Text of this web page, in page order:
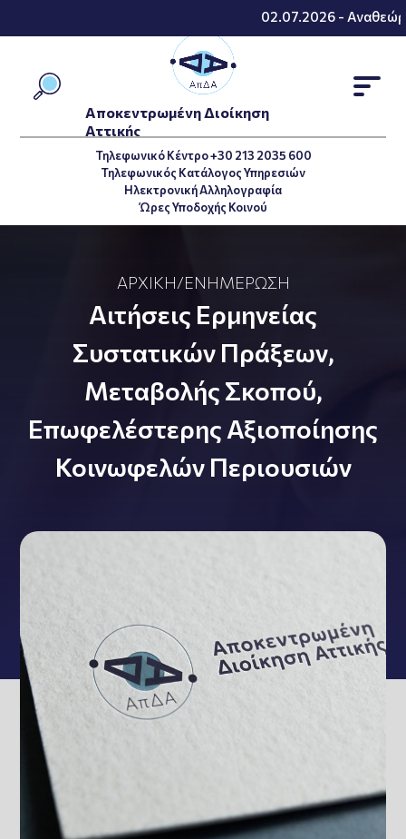
02.07.2026 -
Τηλεφωνικό Κέντρο +30 213 2035 600
Τηλεφωνικός Κατάλογος Υπηρεσιών
Ηλεκτρονική Αλληλογραφία
Ώρες Υποδοχής Κοινού
Αποκεντρωμένη Διοίκηση
Αττικής
ΑΡΧΙΚΉ/ΕΝΗΜΈΡΩΣΗ
Αιτήσεις Ερμηνείας
Συστατικών Πράξεων,
Μεταβολής Σκοπού,
Επωφελέστερης Αξιοποίησης
Κοινωφελών Περιουσιών